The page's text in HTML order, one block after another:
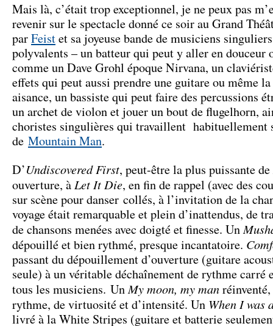
Mais là, c’était trop exceptionnel, je ne peux pas
revenir sur le spectacle donné ce soir au Grand
parFeistet sa joyeuse bande de musiciens
polyvalents – un batteur qui peut y aller en douceur
comme un Dave Grohl époque Nirvana, un
effets qui peut aussi prendre une guitare ou même
aisance, un bassiste qui peut faire des percussions
un archet de violon et jouer un bout de flugelhorn,
choristes singulières qui travaillent habituellement
de Mountain Man.
D’Undiscovered First, peut-être la plus puissante de
ouverture, à Let It Die, en fin de rappel (avec des
sur scène pour danser collés, à l’invitation de la
voyage était remarquable et plein d’inattendus, de
de chansons menées avec doigté et finesse. Un
dépouillé et bien rythmé, presque incantatoire.
passant du dépouillement d’ouverture (guitare
seule) à un véritable déchaînement de rythme carré
tous les musiciens. UnMy moon, my man
rythme, de virtuosité et d’intensité. Un When I was
livré à la White Stripes (guitare et batterie